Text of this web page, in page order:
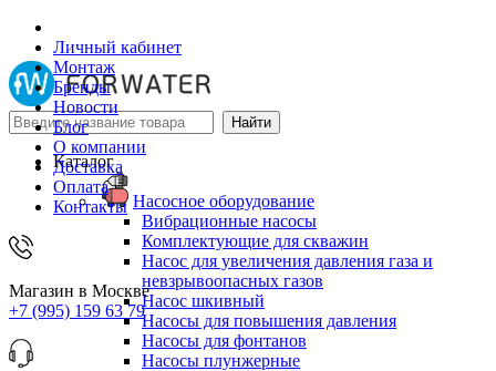
Личный кабинет
Монтаж
Бренды
Новости
Блог
О компании
Доставка
Оплата
Контакты
Магазин в Москве
+7 (995) 159 63 79
Каталог
Насосное оборудование
Вибрационные насосы
Комплектующие для скважин
Насос для увеличения давления газа и
невзрывоопасных газов
Насос шкивный
Насосы для повышения давления
Насосы для фонтанов
Насосы плунжерные